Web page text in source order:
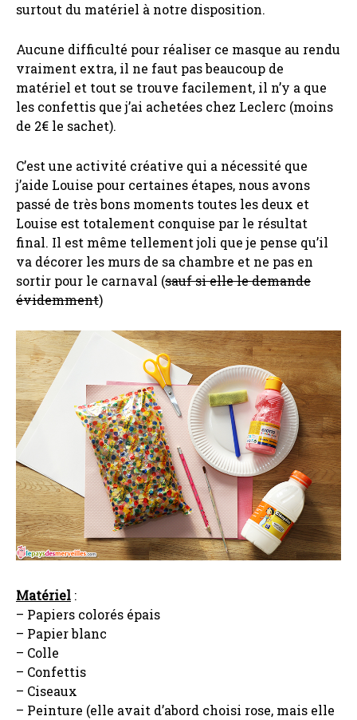
surtout du matériel à notre disposition.
Aucune difficulté pour réaliser ce masque au rendu
vraiment extra, il ne faut pas beaucoup de
matériel et tout se trouve facilement, il n’y a que
les confettis que j’ai achetées chez Leclerc (moins
de 2€ le sachet).
C’est une activité créative qui a nécessité que
j’aide Louise pour certaines étapes, nous avons
passé de très bons moments toutes les deux et
Louise est totalement conquise par le résultat
final. Il est même tellement joli que je pense qu’il
va décorer les murs de sa chambre et ne pas en
sortir pour le carnaval (sauf si elle le demande
évidemment)
Matériel :
– Papiers colorés épais
– Papier blanc
– Colle
– Confettis
– Ciseaux
– Peinture (elle avait d’abord choisi rose, mais elle